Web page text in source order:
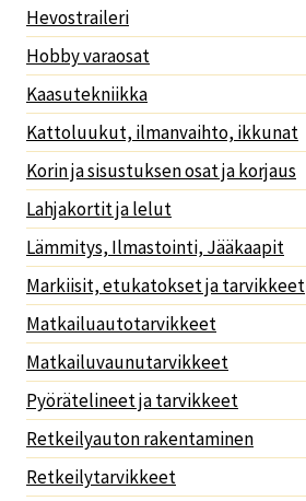
Hevostraileri
Hobby varaosat
Kaasutekniikka
Kattoluukut, ilmanvaihto, ikkunat
Korin ja sisustuksen osat ja korjaus
Lahjakortit ja lelut
Lämmitys, Ilmastointi, Jääkaapit
Markiisit, etukatokset ja tarvikkeet
Matkailuautotarvikkeet
Matkailuvaunutarvikkeet
Pyörätelineet ja tarvikkeet
Retkeilyauton rakentaminen
Retkeilytarvikkeet